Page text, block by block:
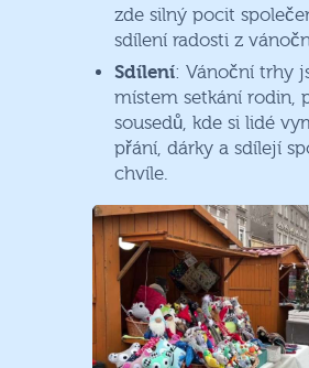
zde silný pocit
sdílení radosti z
Sdílení: Vánoční trhy
místem setkání rodin,
sousedů, kde si lidé
přání, dárky a sdílejí
chvíle.